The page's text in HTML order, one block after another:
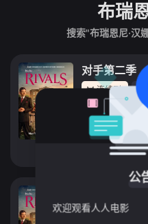
布瑞
搜索"布瑞恩尼·汉
对手第二季
连续剧
导演：
埃利奥特·
主演：大卫·田纳特
立即播放
连续剧
公
欢迎观看人人电影